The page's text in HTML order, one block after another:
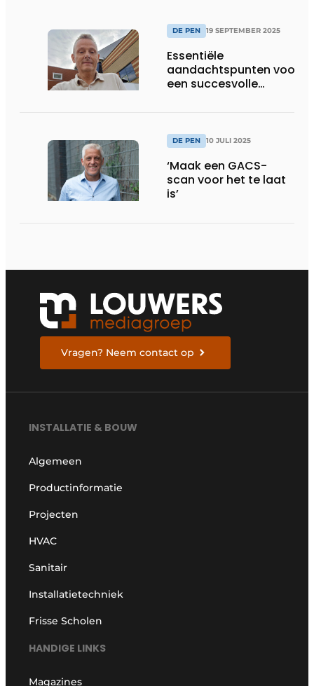
DE PEN 19 SEPTEMBER 2025
Essentiële
aandachtspunten voor
een succesvolle
DE PEN 10 JULI 2025
‘Maak een GACS-
scan voor het te laat
is’
Vragen? Neem contact op
INSTALLATIE & BOUW
Algemeen
Productinformatie
Projecten
HVAC
Sanitair
Installatietechniek
Frisse Scholen
HANDIGE LINKS
Magazines